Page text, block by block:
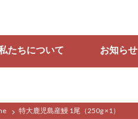
たちについて お知らせ
特大鹿児島産鰻 1尾（250g ×1）